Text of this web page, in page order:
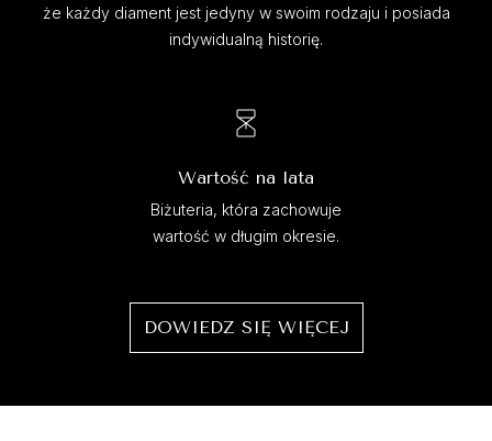
że każdy diament jest jedyny w swoim rodzaju i posiada
indywidualną historię.
Wartość na lata
Biżuteria, która zachowuje
wartość w długim okresie.
DOWIEDZ SIĘ WIĘCEJ